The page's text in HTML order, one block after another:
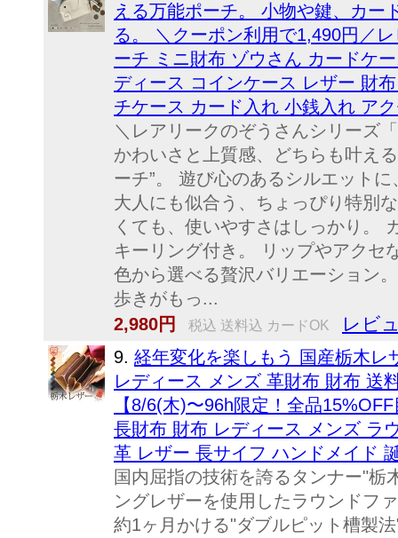
える万能ポーチ。 小物や鍵、カー
る。 ＼クーポン利用で1,490円／
ーチ ミニ財布 ゾウさん カードケ
ディース コインケース レザー 財
チケース カード入れ 小銭入れ ア
＼レアリークのぞうさんシリーズ
かわいさと上質感、どちらも叶え
ーチ”。 遊び心のあるシルエット
大人にも似合う、ちょっぴり特別
くても、使いやすさはしっかり。
キーリング付き。 リップやアク
色から選べる贅沢バリエーション
歩きがもっ...
2,980円
税込 送料込 カードOK レビ
9. 経年変化を楽しもう 国産栃木レ
レディース メンズ 革財布 財布 送
【8/6(木)〜96h限定！全品
長財布 財布 レディース メンズ ラ
革 レザー 長サイフ ハンドメイド
国内屈指の技術を誇るタンナー"栃
ングレザーを使用したラウンドフ
約1ヶ月かける"ダブルピット槽製